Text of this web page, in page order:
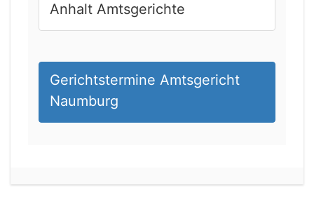
Anhalt Amtsgerichte
Gerichtstermine Amtsgericht
Naumburg
21.08.2026 11:30 Uhr